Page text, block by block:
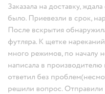
Заказала на доставку,
было. Приевезли в срок,
После вскрытия
футляра. К щетке
много режимов, по началу
написала в производителю
ответил без
решили вопрос.